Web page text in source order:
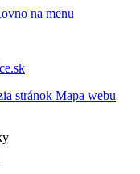
na menu
stránok Mapa webu